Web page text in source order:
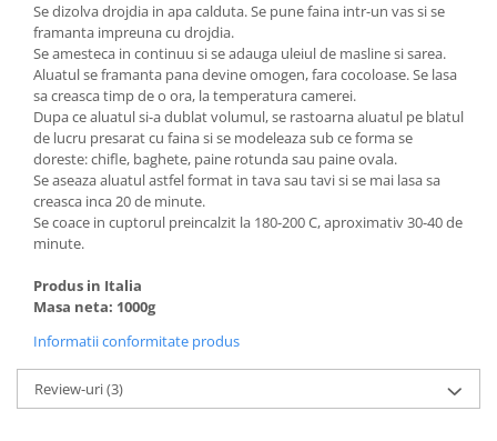
Se dizolva drojdia in apa calduta. Se pune faina intr-un vas si se
framanta impreuna cu drojdia.
Se amesteca in continuu si se adauga uleiul de masline si sarea.
Aluatul se framanta pana devine omogen, fara cocoloase. Se lasa
sa creasca timp de o ora, la temperatura camerei.
Dupa ce aluatul si-a dublat volumul, se rastoarna aluatul pe blatul
de lucru presarat cu faina si se modeleaza sub ce forma se
doreste: chifle, baghete, paine rotunda sau paine ovala.
Se aseaza aluatul astfel format in tava sau tavi si se mai lasa sa
creasca inca 20 de minute.
Se coace in cuptorul preincalzit la 180-200 C, aproximativ 30-40 de
minute.
Produs in Italia
Masa neta: 1000g
Informatii conformitate produs
Review-uri(3)